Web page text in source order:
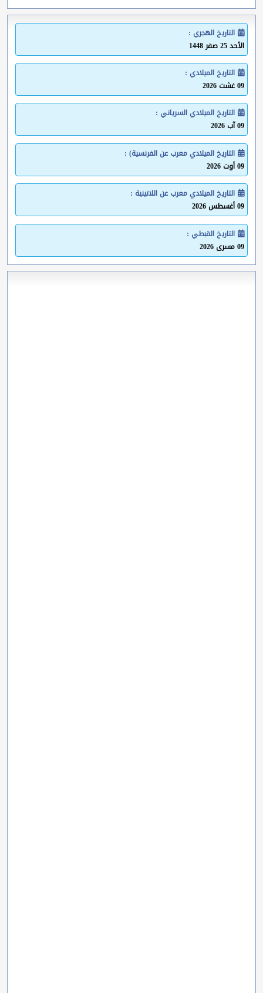
التاريخ الهجري :
الأحد 25 صفر 1448
التاريخ الميلادي :
09 غشت 2026
التاريخ الميلادي السرياني :
09 آب 2026
التاريخ الميلادي معرب عن الفرنسية) :
09 أوت 2026
التاريخ الميلادي معرب عن اللاتينية :
09 أغسطس 2026
التاريخ القبطي :
09 مسرى 2026